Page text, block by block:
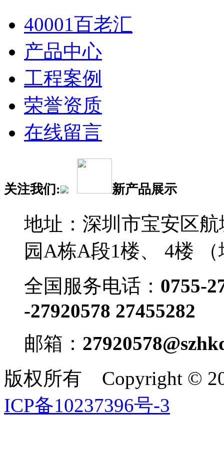
40001百老汇
产品中心
工程案例
荣誉资质
在线留言
关注我们: 新产品展示
地址：深圳市宝安区
园A栋A段1楼、 4楼
全国服务电话： 0755-
-27920578 27455282
邮箱：
版权所有 Copyright ©
ICP备10237396号-3